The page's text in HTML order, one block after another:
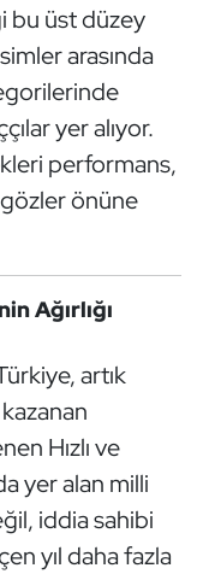
bu üst düzey
arasında
yer alıyor.
performans,
gözler önüne
Ağırlığı
artık
Hızlı ve
yer alan milli
iddia sahibi
yıl daha fazla